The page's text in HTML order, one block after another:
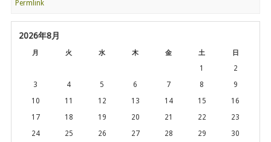
Permlink
2026年8月
月 火 水 木 金 土 日
1
2
3
4 5 6 7 8
9
10
11 12 13 14 15
16
17
18 19 20 21 22
23
24
25 26 27 28 29
30